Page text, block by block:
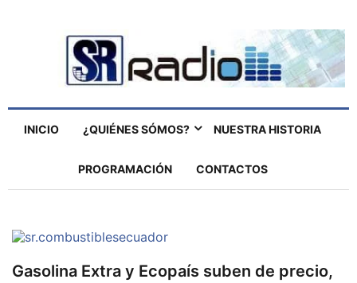
INICIO ¿QUIÉNES SÓMOS? NUESTRA HISTORIA
PROGRAMACIÓN CONTACTOS
Gasolina Extra y Ecopaís suben de precio,